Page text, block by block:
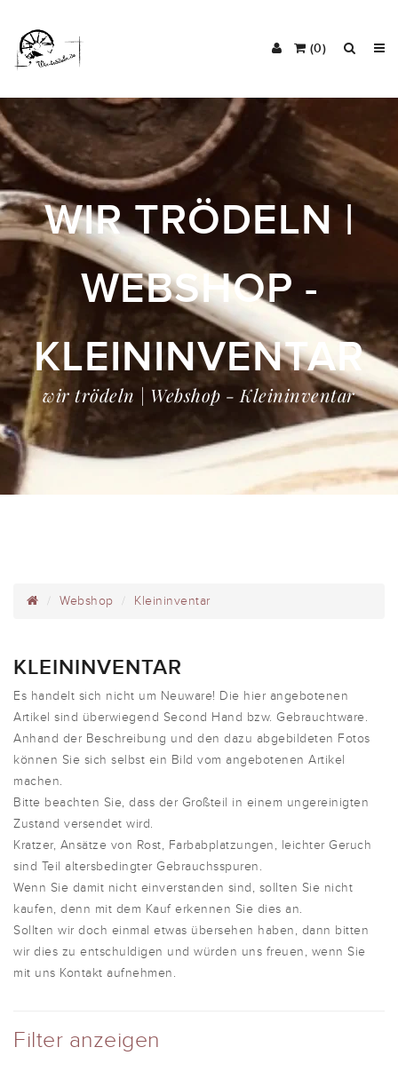
(0)
WIR TRÖDELN |
WEBSHOP -
KLEININVENTAR
wir trödeln | Webshop - Kleininventar
Webshop Kleininventar
KLEININVENTAR
Es handelt sich nicht um Neuware! Die hier angebotenen
Artikel sind überwiegend Second Hand bzw. Gebrauchtware.
Anhand der Beschreibung und den dazu abgebildeten Fotos
können Sie sich selbst ein Bild vom angebotenen Artikel
machen.
Bitte beachten Sie, dass der Großteil in einem ungereinigten
Zustand versendet wird.
Kratzer, Ansätze von Rost, Farbabplatzungen, leichter Geruch
sind Teil altersbedingter Gebrauchsspuren.
Wenn Sie damit nicht einverstanden sind, sollten Sie nicht
kaufen, denn mit dem Kauf erkennen Sie dies an.
Sollten wir doch einmal etwas übersehen haben, dann bitten
wir dies zu entschuldigen und würden uns freuen, wenn Sie
mit uns Kontakt aufnehmen.
Filter anzeigen